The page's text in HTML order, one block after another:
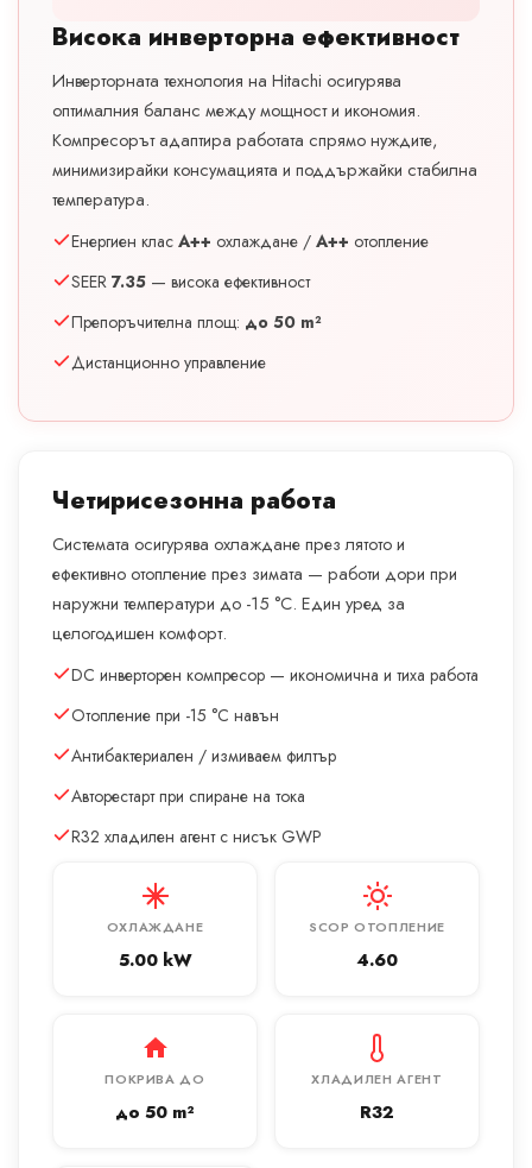
Висока инверторна ефективност
Инверторната технология на Hitachi осигурява
оптималния баланс между мощност и икономия.
Компресорът адаптира работата спрямо нуждите,
минимизирайки консумацията и поддържайки стабилна
температура.
Енергиен клас A++ охлаждане / A++ отопление
SEER 7.35 — висока ефективност
Препоръчителна площ: до 50 m²
Дистанционно управление
Четирисезонна работа
Системата осигурява охлаждане през лятото и
ефективно отопление през зимата — работи дори при
наружни температури до -15 °C. Един уред за
целогодишен комфорт.
DC инверторен компресор — икономична и тиха работа
Отопление при -15 °C навън
Антибактериален / измиваем филтър
Авторестарт при спиране на тока
R32 хладилен агент с нисък GWP
ОХЛАЖДАНЕ
5.00 kW
SCOP ОТОПЛЕНИЕ
4.60
ПОКРИВА ДО
до 50 m²
ХЛАДИЛЕН АГЕНТ
R32